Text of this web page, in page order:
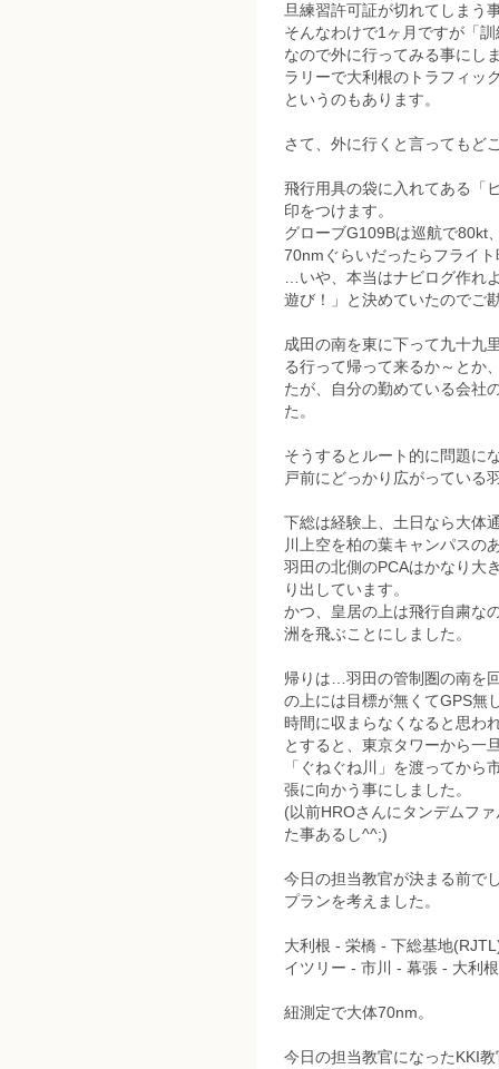
旦練習許可証が切れてしまう
そんなわけで1ヶ月ですが「
なので外に行ってみる事にし
ラリーで大利根のトラフィッ
というのもあります。
さて、外に行くと言ってもど
飛行用具の袋に入れてある「
印をつけます。
グローブG109Bは巡航で80kt
70nmぐらいだったらフライ
…いや、本当はナビログ作れ
遊び！」と決めていたのでご
成田の南を東に下って九十九
る行って帰って来るか～とか
たが、自分の勤めている会社
た。
そうするとルート的に問題に
戸前にどっかり広がっている
下総は経験上、土日なら大体
川上空を柏の葉キャンパスの
羽田の北側のPCAはかなり大
り出しています。
かつ、皇居の上は飛行自粛な
洲を飛ぶことにしました。
帰りは…羽田の管制圏の南を
の上には目標が無くてGPS無
時間に収まらなくなると思わ
とすると、東京タワーから一
「ぐねぐね川」を渡ってか
張に向かう事にしました。
(以前HROさんにタンデムフ
た事あるし^^;)
今日の担当教官が決まる前で
プランを考えました。
大利根 - 栄橋 - 下総基地
イツリー - 市川 - 幕張 - 大利根
紐測定で大体70nm。
今日の担当教官になったKKI